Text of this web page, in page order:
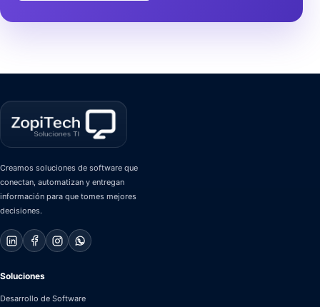
Creamos soluciones de software que
conectan, automatizan y entregan
información para que tomes mejores
decisiones.
Soluciones
Desarrollo de Software